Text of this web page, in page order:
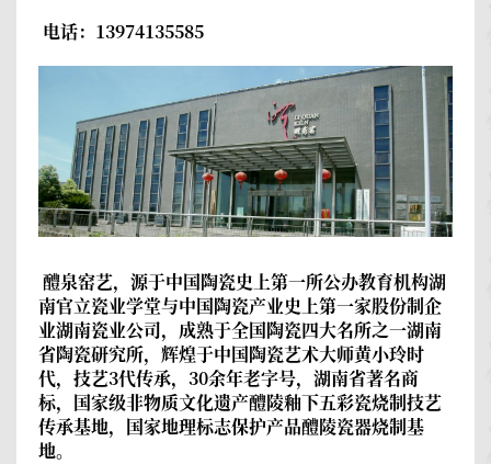
电话：13974135585
醴泉窑艺，源于中国陶瓷史上第一所公办教育机构湖
南官立瓷业学堂与中国陶瓷产业史上第一家股份制企
业湖南瓷业公司，成熟于全国陶瓷四大名所之一湖南
省陶瓷研究所，辉煌于中国陶瓷艺术大师黄小玲时
代，技艺3代传承，30余年老字号，湖南省著名商
标，国家级非物质文化遗产醴陵釉下五彩瓷烧制技艺
传承基地，国家地理标志保护产品醴陵瓷器烧制基
地。